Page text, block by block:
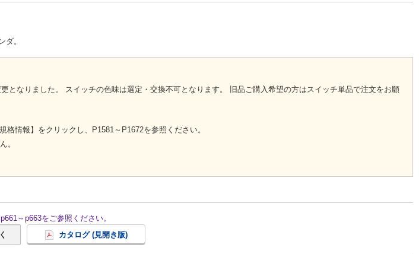
ダ。
となりました。 スイッチの色味は選定・交換不可となります。 旧品ご購入希望の方はスイッチ単品で注文をお願
情報】をクリックし、P1581～P1672を参照ください。
。
～p663をご参照ください。
カタログ (見開き版)